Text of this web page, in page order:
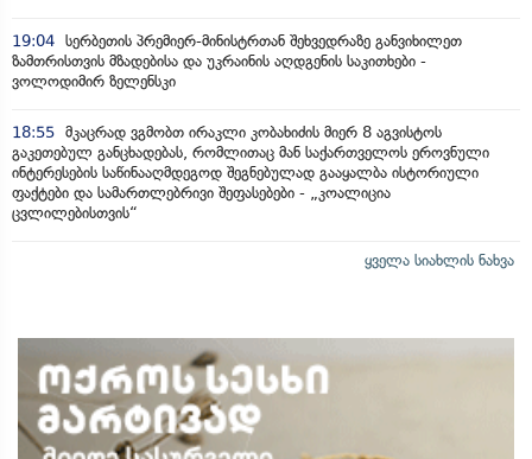
19:04 სერბეთის პრემიერ-მინისტრთან შეხვედრაზე განვიხილეთ
ზამთრისთვის მზადებისა და უკრაინის აღდგენის საკითხები -
ვოლოდიმირ ზელენსკი
18:55 მკაცრად ვგმობთ ირაკლი კობახიძის მიერ 8 აგვისტოს
გაკეთებულ განცხადებას, რომლითაც მან საქართველოს ეროვნული
ინტერესების საწინააღმდეგოდ შეგნებულად გააყალბა ისტორიული
ფაქტები და სამართლებრივი შეფასებები - „კოალიცია
ცვლილებისთვის“
ყველა სიახლის ნახვა